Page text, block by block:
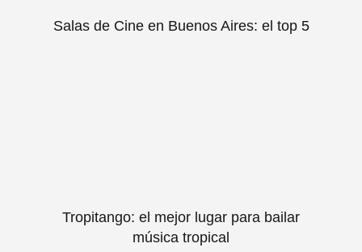
Salas de Cine en Buenos Aires: el top 5
Tropitango: el mejor lugar para bailar
música tropical